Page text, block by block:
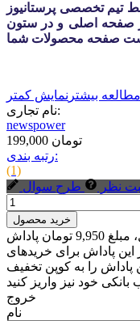
تیم تخصصی پرستانیوز
صفحه اصلی و در ستون
مطالعه بیشتر نمایش کمتر
نام تجاری:
newspower
199,000 تومان
رتبه بندی:
(1)
نظر
طرح سوال
خرید محصول
در صورت خرید 1 عدد از این محصول، مبلغ 9,950 تومان پاداش
این پاداش برای خریدهای
پاداش را به کوپن تخفیف
خروج
نام